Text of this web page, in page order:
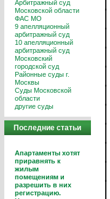
Арбитражный суд
Московской области
ФАС МО
9 апелляционный
арбитражный суд
10 апелляционный
арбитражный суд
Московский
городской суд
Районные суды г.
Москвы
Суды Московской
области
другие суды
Последние статьи
Апартаменты хотят
приравнять к
жилым
помещениям и
разрешить в них
регистрацию.